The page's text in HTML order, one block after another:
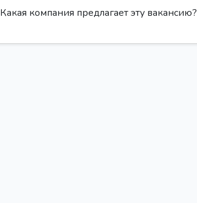
Какая компания предлагает эту вакансию?